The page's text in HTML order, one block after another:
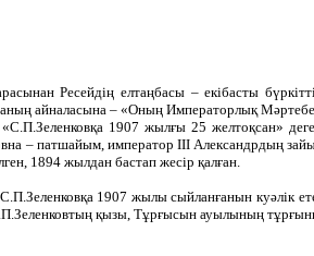
Ресейдің елтаңбасы – екібасты
айналасына – «Оның Императорлық
«С.П.Зеленковқа 1907 жылғы 25 желтоқсан»
– патшайым, император ІІІ Александрдың
1894 жылдан бастап жесір қалған.
1907 жылы сыйланғанын куәлік
қызы, Тұрғысын ауылының